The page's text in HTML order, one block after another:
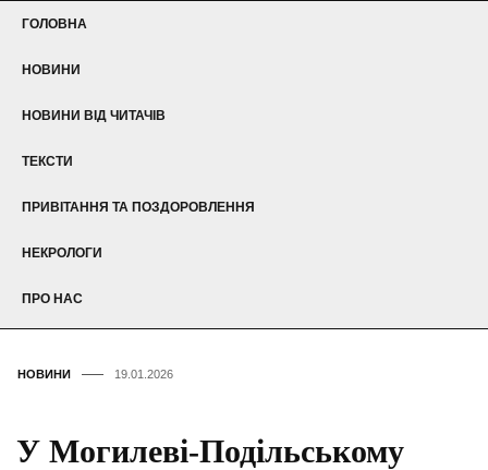
ГОЛОВНА
НОВИНИ
НОВИНИ ВІД ЧИТАЧІВ
ТЕКСТИ
ПРИВІТАННЯ ТА ПОЗДОРОВЛЕННЯ
НЕКРОЛОГИ
ПРО НАС
НОВИНИ 19.01.2026
У Могилеві-Подільському